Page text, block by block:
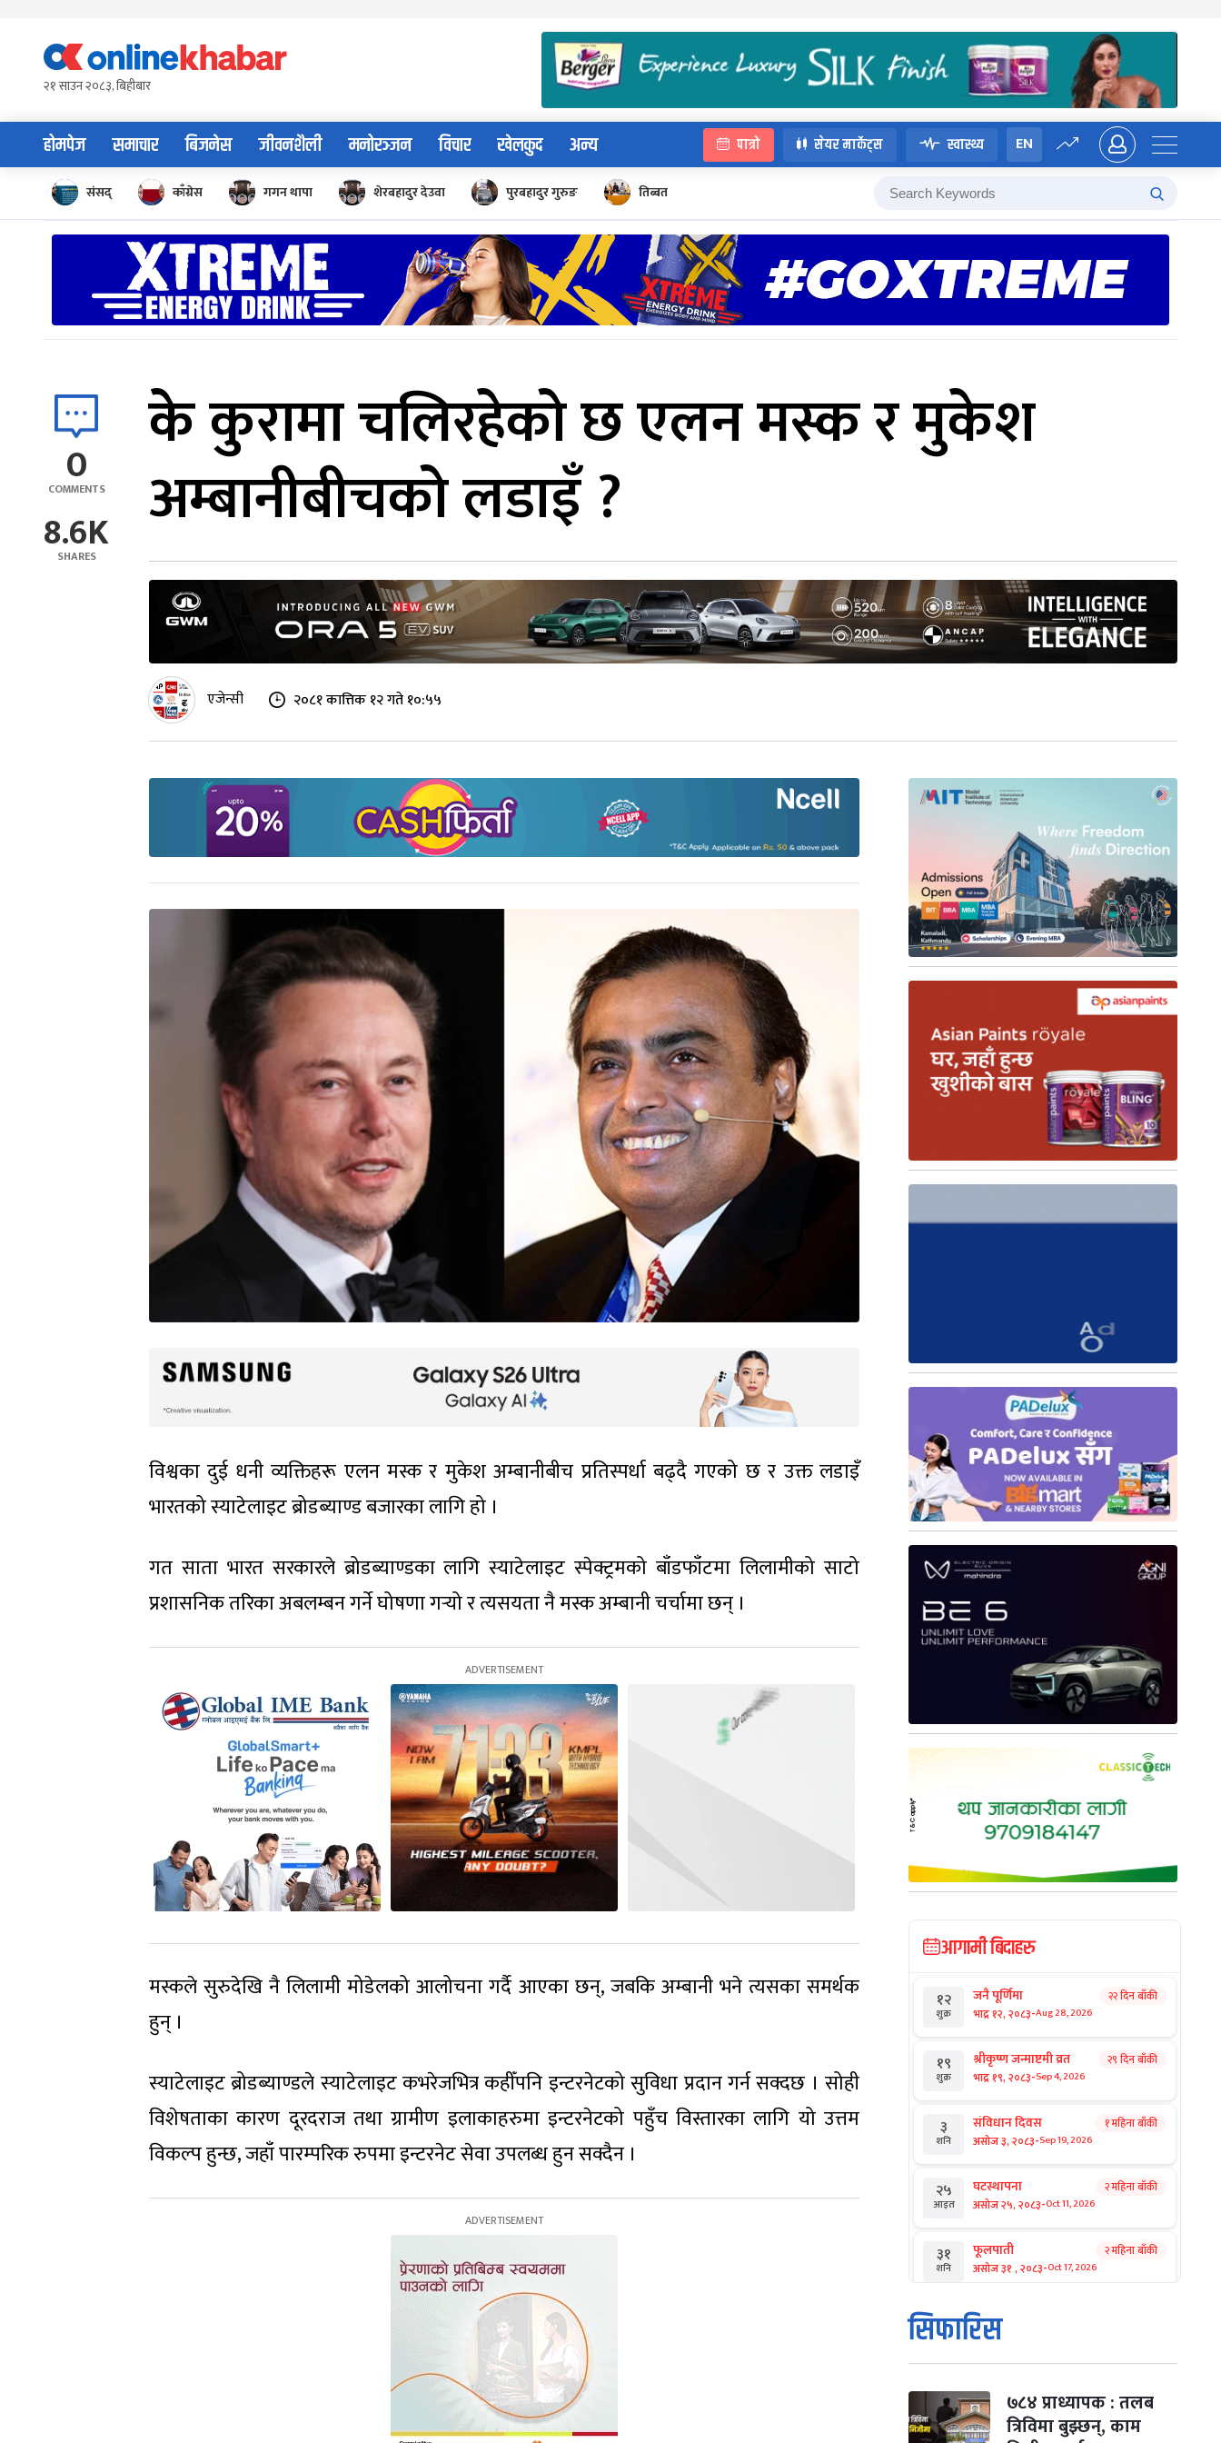
content२१ साउन २०८३, बिहीबार
होमपेज समाचार बिजनेस जीवनशैली मनोरञ्जन विचार खेलकुद अन्य पात्रो सेयर मार्केट्स स्वास्थ्य EN
संसद् काँग्रेस गगन थापा शेरबहादुर देउवा पुरबहादुर गुरुङ तिब्बत
0
COMMENTS
8.6K
SHARES
के कुरामा चलिरहेको छ एलन मस्क र मुकेश
अम्बानीबीचको लडाइँ ?
एजेन्सी २०८१ कात्तिक १२ गते १०:५५
विश्वका दुई धनी व्यक्तिहरू एलन मस्क र मुकेश अम्बानीबीच प्रतिस्पर्धा बढ्दै गएको छ र उक्त लडाइँ
भारतको स्याटेलाइट ब्रोडब्याण्ड बजारका लागि हो ।
गत साता भारत सरकारले ब्रोडब्याण्डका लागि स्याटेलाइट स्पेक्ट्रमको बाँडफाँटमा लिलामीको साटो
प्रशासनिक तरिका अबलम्बन गर्ने घोषणा गर्‍यो र त्यसयता नै मस्क अम्बानी चर्चामा छन् ।
मस्कले सुरुदेखि नै लिलामी मोडेलको आलोचना गर्दै आएका छन्, जबकि अम्बानी भने त्यसका समर्थक
हुन् ।
स्याटेलाइट ब्रोडब्याण्डले स्याटेलाइट कभरेजभित्र कहीँपनि इन्टरनेटको सुविधा प्रदान गर्न सक्दछ । सोही
विशेषताका कारण दूरदराज तथा ग्रामीण इलाकाहरुमा इन्टरनेटको पहुँच विस्तारका लागि यो उत्तम
विकल्प हुन्छ, जहाँ पारम्परिक रुपमा इन्टरनेट सेवा उपलब्ध हुन सक्दैन ।
आगामी बिदाहरु
१२
शुक्र
जनै पूर्णिमा
भाद्र १२, २०८३-Aug 28, 2026
२२ दिन बाँकी
१९
शुक्र
श्रीकृष्ण जन्माष्टमी व्रत
भाद्र १९, २०८३-Sep 4, 2026
२९ दिन बाँकी
३
शनि
संविधान दिवस
असोज ३, २०८३-Sep 19, 2026
१ महिना बाँकी
२५
आइत
घटस्थापना
असोज २५, २०८३-Oct 11, 2026
२ महिना बाँकी
३१
शनि
फूलपाती
असोज ३१ , २०८३-Oct 17, 2026
२ महिना बाँकी
१
आइत
कार्तिक सङ्क्रान्ति
कार्तिक १, २०८३
मंगल कार्तिक ३, २०८३ -Oct 20, 2026
सिफारिस
७८४ प्राध्यापक : तलब
त्रिविमा बुझ्छन्, काम